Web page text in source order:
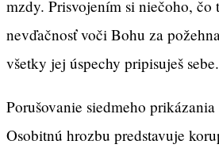
mzdy. Prisvojením si niečoho, čo
nevďačnosť voči Bohu za
všetky jej úspechy pripisuješ sebe.
Porušovanie siedmeho
Osobitnú hrozbu predstavuje